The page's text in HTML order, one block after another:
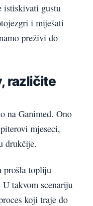
istiskivati gustu
i miješati
preživi do
različite
na Ganimed. Ono
mjeseci,
drukčije.
prošla topliju
takvom scenariju
koji traje do